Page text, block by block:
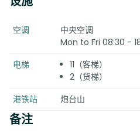
空调
中央空调
Mon to Fri 08:30 -
电梯
11（客梯）
2（货梯）
港铁站
炮台山
备注